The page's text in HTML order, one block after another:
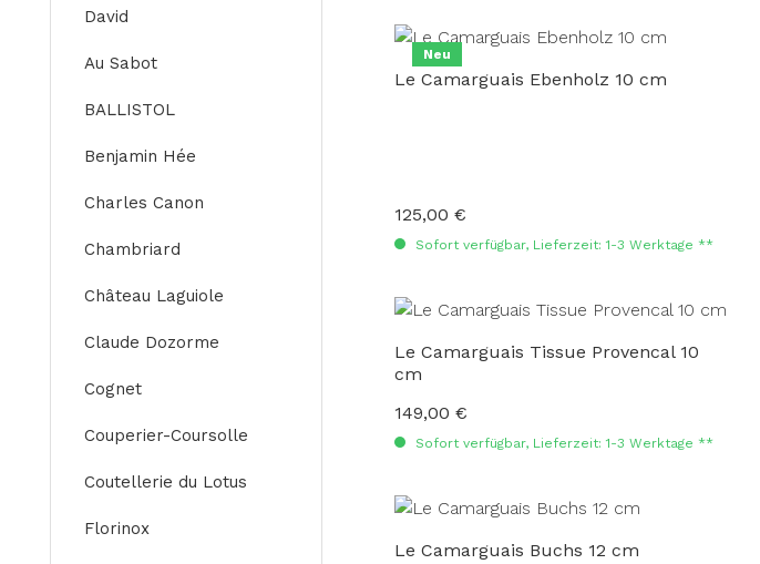
David
Au Sabot
BALLISTOL
Benjamin Hée
Charles Canon
Chambriard
Château Laguiole
Claude Dozorme
Cognet
Couperier-Coursolle
Coutellerie du Lotus
Florinox
Neu
Le Camarguais Ebenholz 10 cm
Regulärer Preis:
125,00 €
Sofort verfügbar, Lieferzeit: 1-3 Werktage **
Le Camarguais Tissue Provencal 10
cm
Regulärer Preis:
149,00 €
Sofort verfügbar, Lieferzeit: 1-3 Werktage **
Le Camarguais Buchs 12 cm